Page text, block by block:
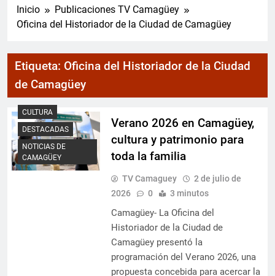
la actualidad nacional
Inicio
Publicaciones TV Camagüey
Oficina del Historiador de la Ciudad de Camagüey
Etiqueta: Oficina del Historiador de la Ciudad
de Camagüey
CULTURA
DESTACADAS
NOTICIAS DE
CAMAGÜEY
Verano 2026 en Camagüey,
cultura y patrimonio para
toda la familia
TV Camaguey
2 de julio de
2026
0 3 minutos
Camagüey- La Oficina del
Historiador de la Ciudad de
Camagüey presentó la
programación del Verano 2026, una
propuesta concebida para acercar la